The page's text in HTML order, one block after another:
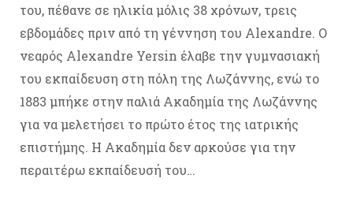
του, πέθανε σε ηλικία μόλις 38 χρόνων, τρεις
εβδομάδες πριν από τη γέννηση του Alexandre. Ο
νεαρός Alexandre Yersin έλαβε την γυμνασιακή
του εκπαίδευση στη πόλη της Λωζάννης, ενώ το
1883 μπήκε στην παλιά Ακαδημία της Λωζάννης
για να μελετήσει το πρώτο έτος της ιατρικής
επιστήμης. Η Ακαδημία δεν αρκούσε για την
περαιτέρω εκπαίδευσή του…